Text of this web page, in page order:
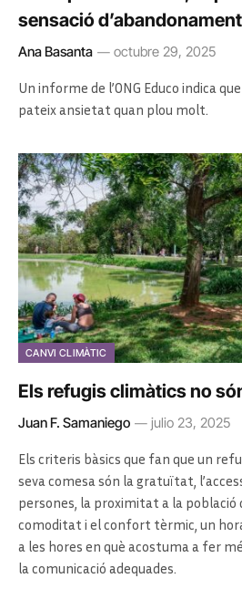
sensació d’abandonament
Ana Basanta octubre 29, 2025
Un informe de l’ONG Educo indica
pateix ansietat quan plou molt.
CANVI CLIMÀTIC
Els refugis climàtics no
Juan F. Samaniego julio 23, 2025
Els criteris bàsics que fan que un
seva comesa són la gratuïtat,
persones, la proximitat a la població
comoditat i el confort tèrmic, un
a les hores en què acostuma a fer
la comunicació adequades.